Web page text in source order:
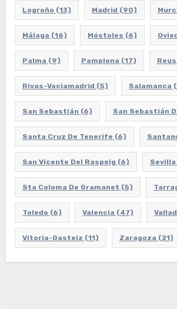
Logroño (13) Madrid (90)
Málaga (16) Móstoles (6)
Palma (9) Pamplona (17) Reus
Rivas-Vaciamadrid (5) Salamanca
San Sebastián (6) San Sebastián
Santa Cruz De Tenerife (6)
San Vicente Del Raspeig (6) Sevilla
Sta Coloma De Gramanet (5)
Toledo (6) Valencia (47)
Vitoria-Gasteiz (11) Zaragoza (21)